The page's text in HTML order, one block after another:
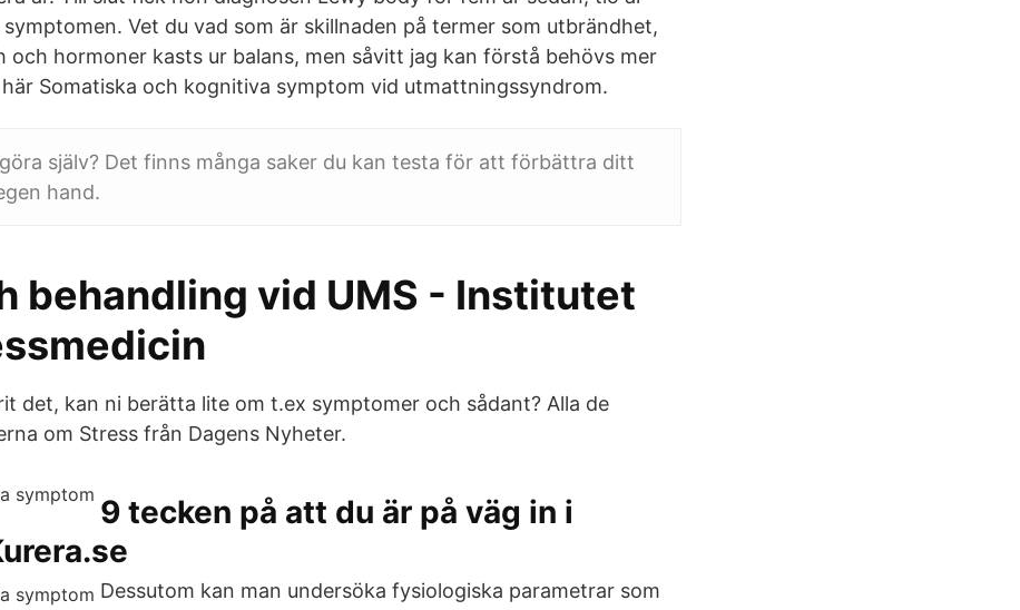
Vet du vad som är skillnaden på termer som utbrändhet,
och hormoner kasts ur balans, men såvitt jag kan förstå behövs mer
Somatiska och kognitiva symptom vid utmattningssyndrom.
själv? Det finns många saker du kan testa för att förbättra ditt
hand.
behandling vid UMS - Institutet
det, kan ni berätta lite om t.ex symptomer och sådant? Alla de
om Stress från Dagens Nyheter.
9 tecken på att du är på väg in i
Dessutom kan man undersöka fysiologiska parametrar som